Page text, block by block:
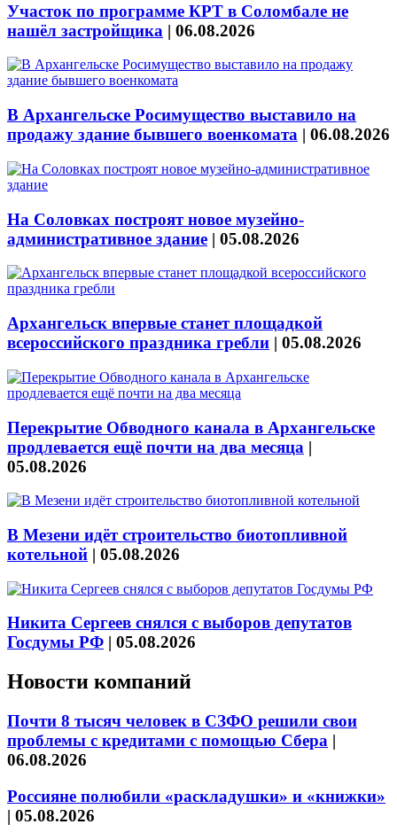
Участок по программе КРТ в Соломбале не
нашёл застройщика | 06.08.2026
В Архангельске Росимущество выставило на
продажу здание бывшего военкомата | 06.08.2026
На Соловках построят новое музейно-
административное здание | 05.08.2026
Архангельск впервые станет площадкой
всероссийского праздника гребли | 05.08.2026
Перекрытие Обводного канала в Архангельске
продлевается ещё почти на два месяца |
05.08.2026
В Мезени идёт строительство биотопливной
котельной | 05.08.2026
Никита Сергеев снялся с выборов депутатов
Госдумы РФ | 05.08.2026
Новости компаний
Почти 8 тысяч человек в СЗФО решили свои
проблемы с кредитами с помощью Сбера |
06.08.2026
Россияне полюбили «раскладушки» и «книжки»
| 05.08.2026